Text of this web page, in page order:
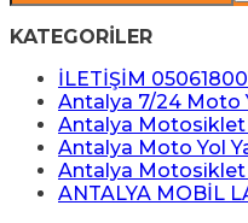
KATEGORİLER
İLETİŞİM
Antalya 7/24 Moto
Antalya Motosiklet
Antalya Moto Yol
Antalya Motosiklet
ANTALYA MOBİL